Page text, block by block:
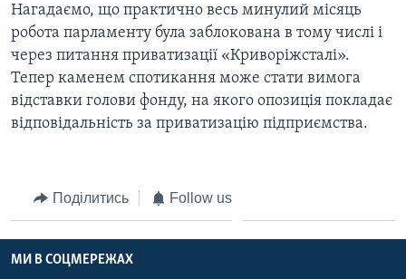
Нагадаємо, що практично весь минулий місяць
робота парламенту була заблокована в тому числі і
через питання приватизації «Криворіжсталі».
Тепер каменем спотикання може стати вимога
відставки голови фонду, на якого опозиція покладає
відповідальність за приватизацію підприємства.
Поділитись Follow us
МИ В СОЦМЕРЕЖАХ